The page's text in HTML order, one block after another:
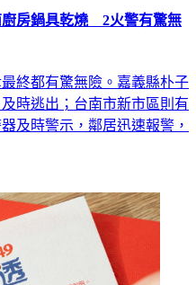
廚房鍋具乾燒 2火警有驚無
終都有驚無險。嘉義縣朴子
時逃出；台南市新市區則有
及時警示，鄰居迅速報警，